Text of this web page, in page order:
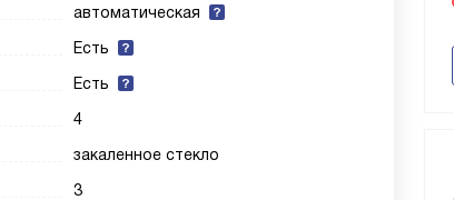
автоматическая
Есть
Есть
4
закаленное стекло
3